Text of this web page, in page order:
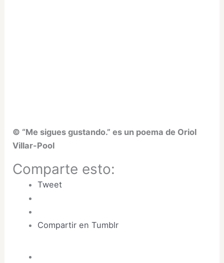
© “Me sigues gustando.” es un poema de Oriol
Villar-Pool
Comparte esto:
Tweet
Compartir en Tumblr